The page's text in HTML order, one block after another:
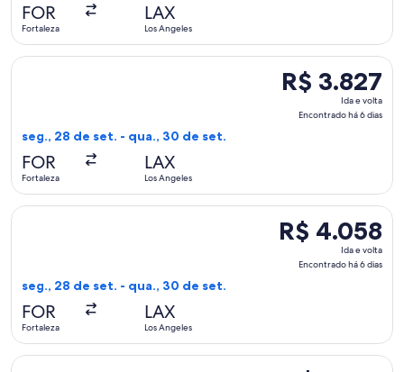
dias
FOR
Fortaleza
LAX
Los Angeles
R$ 3.827
Ida
dias
R$ 3.827
Ida e volta
Encontrado há 6 dias
seg., 28 de set. - qua., 30 de set.
FOR
Fortaleza
LAX
Los Angeles
Selecionar o voo da Delta, que sai em seg., 28 de set. de
R$ 4.058
Ida
dias
R$ 4.058
Ida e volta
Encontrado há 6 dias
seg., 28 de set. - qua., 30 de set.
FOR
Fortaleza
LAX
Los Angeles
Selecionar o voo da Delta, que sai em seg., 28 de set. de
Selecionar o voo da Delta, que sai em seg., 28 de set. de